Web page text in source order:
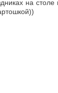
на столе